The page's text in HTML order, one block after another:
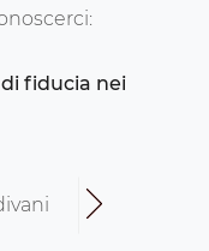
fiducia nei